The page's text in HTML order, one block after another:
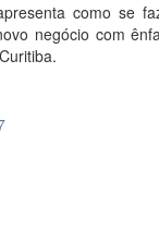
como se
negócio com